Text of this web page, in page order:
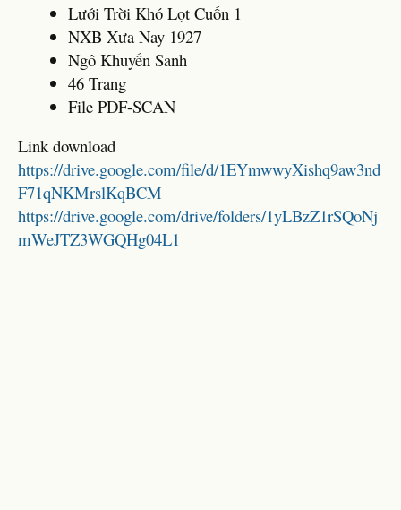
Lưới Trời Khó Lọt Cuốn 1
NXB Xưa Nay 1927
Ngô Khuyến Sanh
46 Trang
File PDF-SCAN
Link download
https://drive.google.com/file/d/1EYmwwyXishq9aw3nd
F71qNKMrslKqBCM
https://drive.google.com/drive/folders/1yLBzZ1rSQoNj
mWeJTZ3WGQHg04L1